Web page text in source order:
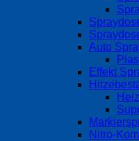
Auto
Effekt
Nitro-